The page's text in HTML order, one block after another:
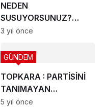
NEDEN
SUSUYORSUNUZ?…
3 yıl önce
TOPKARA : PARTİSİNİ
TANIMAYAN
SİYASETÇİNİN EGOSU
GÜNDEM
5 yıl önce